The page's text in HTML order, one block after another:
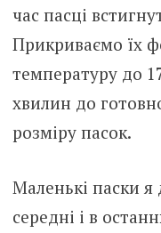
час пасці
Прикриваємо їх
температуру до
хвилин до
розміру пасок.
Маленькі паски я
середні і в